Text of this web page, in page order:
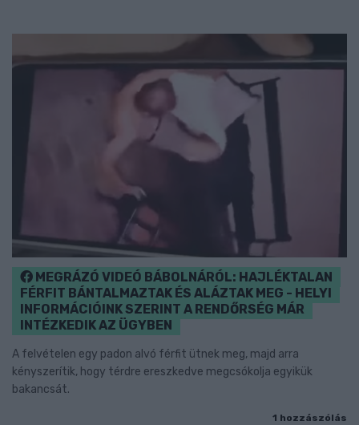
MEGRÁZÓ VIDEÓ BÁBOLNÁRÓL: HAJLÉKTALAN
FÉRFIT BÁNTALMAZTAK ÉS ALÁZTAK MEG - HELYI
INFORMÁCIÓINK SZERINT A RENDŐRSÉG MÁR
INTÉZKEDIK AZ ÜGYBEN
A felvételen egy padon alvó férfit ütnek meg, majd arra
kényszerítik, hogy térdre ereszkedve megcsókolja egyikük
bakancsát.
1 hozzászólás